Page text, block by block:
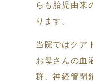
らも胎児由来
ります。
当院ではクア
お母さんの血
群、神経管閉